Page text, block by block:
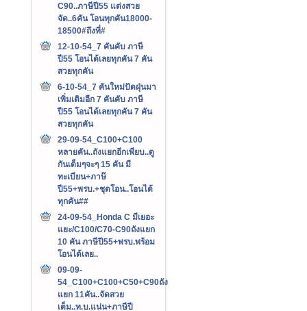
C90..ภาษีปี55 แต่งสวย
จัด..6คัน โอนทุกคัน18000-
18500#ถึงที่#
12-10-54_7 คันคับ ภาษี
ปี55 โอนได้เลยทุกคัน 7 คัน
สวยทุกคัน
6-10-54_7 คันใหม่ปัดฝุ่นมา
เพิ่มเติมอีก 7 คันคับ ภาษี
ปี55 โอนได้เลยทุกคัน 7 คัน
สวยทุกคัน
29-09-54_C100+C100
หลายคัน..ถังแยกอีกเพียบ..ดู
กันเต็มๆจะๆ 15 คัน มี
ทะเบียน+ภาษ๊
ปี55+พรบ.+ชุดโอน..โอนได้
ทุกคัน##
24-09-54_Honda C มีเยอะ
แยะ/C100/C70-C90ถังแยก
10 คัน ภาษีปี55+พรบ.พร้อม
โอนได้เลย..
09-09-
54_C100+C100+C50+C90ถัง
แยก 11คัน..จัดสวย
เต็ม..ท.บ.แน่น+ภาษีปี